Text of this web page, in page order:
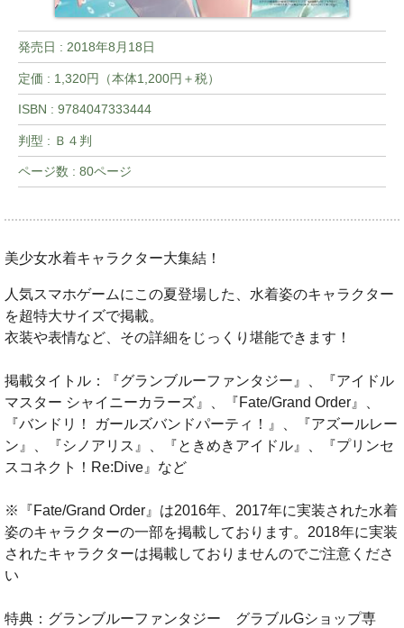
発売日 : 2018年8月18日
定価 : 1,320円（本体1,200円＋税）
ISBN : 9784047333444
判型 : Ｂ４判
ページ数 : 80ページ
美少女水着キャラクター大集結！
人気スマホゲームにこの夏登場した、水着姿のキャラクター
を超特大サイズで掲載。
衣装や表情など、その詳細をじっくり堪能できます！
掲載タイトル：『グランブルーファンタジー』、『アイドル
マスター シャイニーカラーズ』、『Fate/Grand Order』、
『バンドリ！ ガールズバンドパーティ！』、『アズールレー
ン』、『シノアリス』、『ときめきアイドル』、『プリンセ
スコネクト！Re:Dive』など
※『Fate/Grand Order』は2016年、2017年に実装された水着
姿のキャラクターの一部を掲載しております。2018年に実装
されたキャラクターは掲載しておりませんのでご注意くださ
い
特典：グランブルーファンタジー グラブルGショップ専